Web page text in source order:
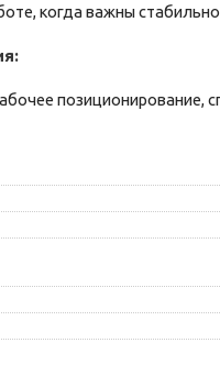
когда важны
позиционирование,